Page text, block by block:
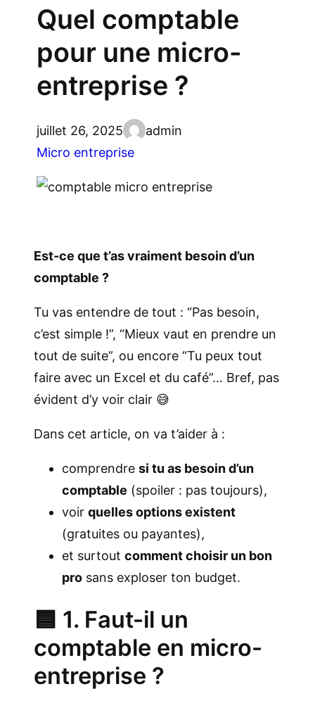
Quel comptable
pour une micro-
entreprise ?
juillet 26, 2025
admin
Micro entreprise
Est-ce que t’as vraiment besoin d’un
comptable ?
Tu vas entendre de tout : “Pas besoin,
c’est simple !”, “Mieux vaut en prendre un
tout de suite”, ou encore “Tu peux tout
faire avec un Excel et du café”… Bref, pas
évident d’y voir clair 😅
Dans cet article, on va t’aider à :
comprendre si tu as besoin d’un
comptable (spoiler : pas toujours),
voir quelles options existent
(gratuites ou payantes),
et surtout comment choisir un bon
pro sans exploser ton budget.
🟦 1. Faut-il un
comptable en micro-
entreprise ?